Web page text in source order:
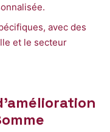
avec des
et le secteur